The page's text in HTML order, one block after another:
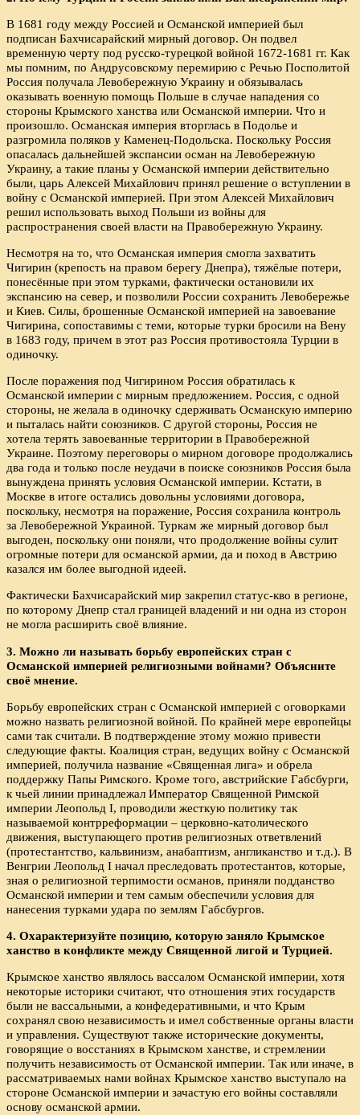
В 1681 году между Россией и Османской империей был
подписан Бахчисарайский мирный договор. Он подвел
временную черту под русско-турецкой войной 1672-1681 гг. Как
мы помним, по Андрусовскому перемирию с Речью Посполитой
Россия получала Левобережную Украину и обязывалась
оказывать военную помощь Польше в случае нападения со
стороны Крымского ханства или Османской империи. Что и
произошло. Османская империя вторглась в Подолье и
разгромила поляков у Каменец-Подольска. Поскольку Россия
опасалась дальнейшей экспансии осман на Левобережную
Украину, а такие планы у Османской империи действительно
были, царь Алексей Михайлович принял решение о вступлении в
войну с Османской империей. При этом Алексей Михайлович
решил использовать выход Польши из войны для
распространения своей власти на Правобережную Украину.
Несмотря на то, что Османская империя смогла захватить
Чигирин (крепость на правом берегу Днепра), тяжёлые потери,
понесённые при этом турками, фактически остановили их
экспансию на север, и позволили России сохранить Левобережье
и Киев. Силы, брошенные Османской империей на завоевание
Чигирина, сопоставимы с теми, которые турки бросили на Вену
в 1683 году, причем в этот раз Россия противостояла Турции в
одиночку.
После поражения под Чигирином Россия обратилась к
Османской империи с мирным предложением. Россия, с одной
стороны, не желала в одиночку сдерживать Османскую империю
и пыталась найти союзников. С другой стороны, Россия не
хотела терять завоеванные территории в Правобережной
Украине. Поэтому переговоры о мирном договоре продолжались
два года и только после неудачи в поиске союзников Россия была
вынуждена принять условия Османской империи. Кстати, в
Москве в итоге остались довольны условиями договора,
поскольку, несмотря на поражение, Россия сохранила контроль
за Левобережной Украиной. Туркам же мирный договор был
выгоден, поскольку они поняли, что продолжение войны сулит
огромные потери для османской армии, да и поход в Австрию
казался им более выгодной идеей.
Фактически Бахчисарайский мир закрепил статус-кво в регионе,
по которому Днепр стал границей владений и ни одна из сторон
не могла расширить своё влияние.
3. Можно ли называть борьбу европейских стран с
Османской империей религиозными войнами? Объясните
своё мнение.
Борьбу европейских стран с Османской империей с оговорками
можно назвать религиозной войной. По крайней мере европейцы
сами так считали. В подтверждение этому можно привести
следующие факты. Коалиция стран, ведущих войну с Османской
империей, получила название «Священная лига» и обрела
поддержку Папы Римского. Кроме того, австрийские Габсбурги,
к чьей линии принадлежал Император Священной Римской
империи Леопольд I, проводили жесткую политику так
называемой контрреформации – церковно-католического
движения, выступающего против религиозных ответвлений
(протестантство, кальвинизм, анабаптизм, англиканство и т.д.). В
Венгрии Леопольд I начал преследовать протестантов, которые,
зная о религиозной терпимости османов, приняли подданство
Османской империи и тем самым обеспечили условия для
нанесения турками удара по землям Габсбургов.
4. Охарактеризуйте позицию, которую заняло Крымское
ханство в конфликте между Священной лигой и Турцией.
Крымское ханство являлось вассалом Османской империи, хотя
некоторые историки считают, что отношения этих государств
были не вассальными, а конфедеративными, и что Крым
сохранял свою независимость и имел собственные органы власти
и управления. Существуют также исторические документы,
говорящие о восстаниях в Крымском ханстве, и стремлении
получить независимость от Османской империи. Так или иначе, в
рассматриваемых нами войнах Крымское ханство выступало на
стороне Османской империи и зачастую его войны составляли
основу османской армии.